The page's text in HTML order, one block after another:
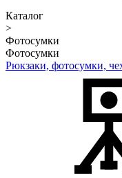
Каталог
>
Фотосумки
Фотосумки
Рюкзаки, фотосумки,